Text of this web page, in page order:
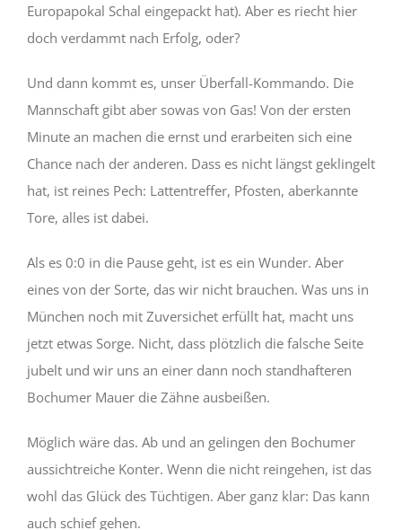
Europapokal Schal eingepackt hat). Aber es riecht hier
doch verdammt nach Erfolg, oder?
Und dann kommt es, unser Überfall-Kommando. Die
Mannschaft gibt aber sowas von Gas! Von der ersten
Minute an machen die ernst und erarbeiten sich eine
Chance nach der anderen. Dass es nicht längst geklingelt
hat, ist reines Pech: Lattentreffer, Pfosten, aberkannte
Tore, alles ist dabei.
Als es 0:0 in die Pause geht, ist es ein Wunder. Aber
eines von der Sorte, das wir nicht brauchen. Was uns in
München noch mit Zuversichet erfüllt hat, macht uns
jetzt etwas Sorge. Nicht, dass plötzlich die falsche Seite
jubelt und wir uns an einer dann noch standhafteren
Bochumer Mauer die Zähne ausbeißen.
Möglich wäre das. Ab und an gelingen den Bochumer
aussichtreiche Konter. Wenn die nicht reingehen, ist das
wohl das Glück des Tüchtigen. Aber ganz klar: Das kann
auch schief gehen.